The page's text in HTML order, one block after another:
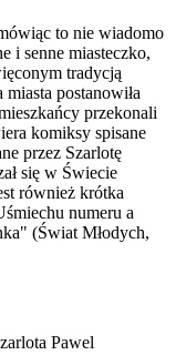
to nie wiadomo
i senne miasteczko,
tradycją
postanowiła
przekonali
komiksy spisane
przez Szarlotę
się w Świecie
również krótka
numeru a
(Świat Młodych,
Pawel